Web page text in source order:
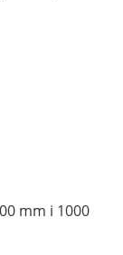
mm i 1000